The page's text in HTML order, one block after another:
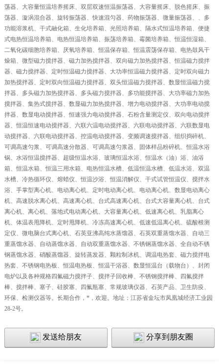
荡器、大容量恒温培养摇床、双层双速恒温振荡器、大容量摇床、脱色摇床、振
荡器、漩涡混合器、旋转振荡器、快速混匀器、药物振荡器、微量振荡器、、多
功能溶浆机、干式融化箱、生化培养箱、光照培养箱、隔水式恒温培养箱、便捷
式电热恒温培养箱、电热恒温培养箱、振荡培养箱、霉菌培养箱、恒温恒湿箱、
二氧化碳细胞培养箱、厌氧培养箱、恒温保存箱、恒温震荡保存箱、电热鼓风干
燥箱、微型磁力搅拌器、磁力加热搅拌器、双向磁力加热搅拌器、恒温磁力搅拌
器、磁力搅拌器、定时恒温磁力搅拌器、大功率恒温磁力搅拌器、定时双向磁力
加热搅拌器、定时双向恒温磁力搅拌器、双头恒温磁力搅拌器、数显恒温磁力搅
拌器、多头磁力加热搅拌器、多头磁力搅拌器、多功能搅拌器、大功率磁力加热
搅拌器、集热式搅拌器、数显磁力加热搅拌器、增力电动搅拌器、大功率电动搅
拌器、数显电动搅拌器、恒速强力电动搅拌器、石粉含量测定仪、双向电动搅拌
器、恒温恒速电动搅拌器、六联六温电动搅拌器、六联电动搅拌器、六联数显电
动搅拌器、六联电动搅拌器、控温电动搅拌器、变频调速搅拌器、组织捣碎机、
可调高速匀浆、可调高速分散器、可调高速匀浆器、固体样品粉碎机、恒温水浴
锅、水浴恒温搅拌器、超级恒温水浴、玻璃恒温水浴、恒温水（油）浴、油浴
箱、恒温水箱、恒温三用水箱、电热恒温水槽、低温恒温水槽、低温水浴、双温
水槽、冷热循环仪、熔蜡仪、恒温沙浴、恒温消解仪、干式试管恒温仪、搅拌水
浴、手掌型离心机、电动离心机、定时电动离心机、电动离心机、数显电动离心
机、高速脱水离心机、高速离心机、台式高速离心机、台式大容量离心机、台式
离心机、离心机、落地式电动离心机、大容量离心机、低速离心机、乳脂离心
机、体温表甩降机、定时甩降机、冷冻高速离心机、低速低温离心机、硫酸根测
定仪、微电脑台式离心机、石英亚沸高纯水蒸馏器、石英双重蒸馏水器、自动三
重蒸馏水器、自动蒸馏水器、自动双重蒸馏水器、不锈钢蒸馏水器、全自动不锈
钢蒸馏水器、硝酸蒸馏器、旋转蒸发器、颗粒制冰机、调温电热套、磁力搅拌电
热套、不锈钢电热板、恒温电热板、恒温干浴器、数显恒温台（载物台）、封闭
电炉以及各种规格四氟磁力搅拌子、搅拌子回收棒、不锈钢搅拌棒、四氟搅拌
棒、搅拌棒、塞子、硅胶塞、四氟瓶塞、常规玻璃仪器、石英产品、卫生防疫、
环保、检测仪器等。长期合作，*，欢迎。地址：江苏省金坛市凤凰城经济工业园
28-2号。
发送给朋友 分享到朋友圈